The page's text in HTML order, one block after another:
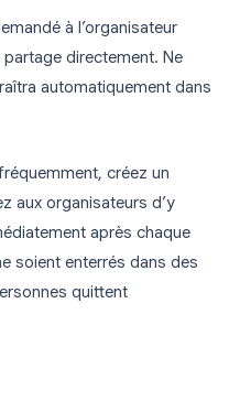
à l’organisateur
partage directement. Ne
automatiquement dans
créez un
aux organisateurs d’y
après chaque
soient enterrés dans des
quittent